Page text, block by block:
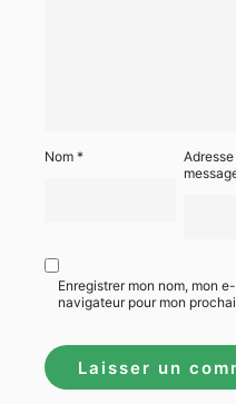
Nom *
Enregistrer mon nom, mon
navigateur pour mon